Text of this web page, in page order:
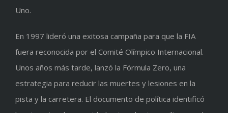
Uno.
En 1997 lideró una exitosa campaña para que la FIA
fuera reconocida por el Comité Olímpico Internacional.
Unos años más tarde, lanzó la Fórmula Zero, una
estrategia para reducir las muertes y lesiones en la
pista y la carretera. El documento de política identificó